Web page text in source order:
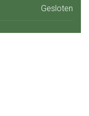
Gesloten